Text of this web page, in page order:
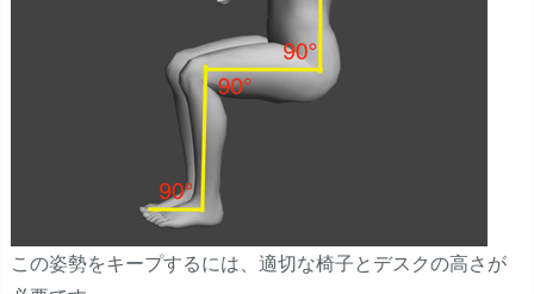
この姿勢をキープするには、適切な椅子とデスクの高さが